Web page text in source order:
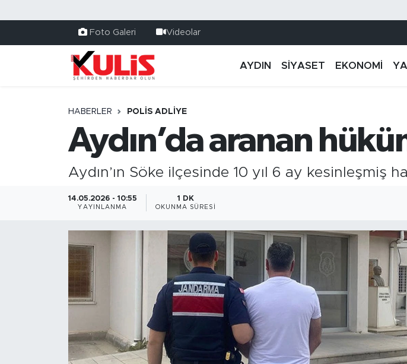
Foto Galeri Videolar
AYDIN SİYASET EKONOMİ
HABERLER POLİS ADLİYE
Aydın’da aranan
Aydın’ın Söke ilçesinde 10 yıl 6 ay kesinleşmiş
14.05.2026 - 10:55
YAYINLANMA
1 DK
OKUNMA SÜRESI